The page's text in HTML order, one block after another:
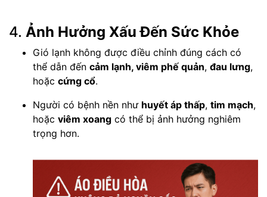
4. Ảnh Hưởng Xấu Đến Sức Khỏe
Gió lạnh không được điều chỉnh đúng cách có
thể dẫn đến cảm lạnh, viêm phế quản, đau lưng,
hoặc cứng cổ.
Người có bệnh nền như huyết áp thấp, tim mạch,
hoặc viêm xoang có thể bị ảnh hưởng nghiêm
trọng hơn.